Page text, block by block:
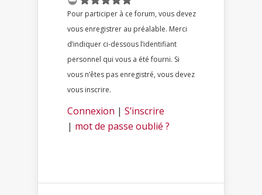
Pour participer à ce forum, vous devez
vous enregistrer au préalable. Merci
d’indiquer ci-dessous l’identifiant
personnel qui vous a été fourni. Si
vous n’êtes pas enregistré, vous devez
vous inscrire.
Connexion | S’inscrire
| mot de passe oublié ?